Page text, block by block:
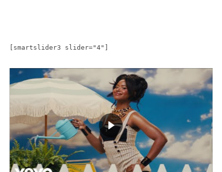
[smartslider3 slider="4"]